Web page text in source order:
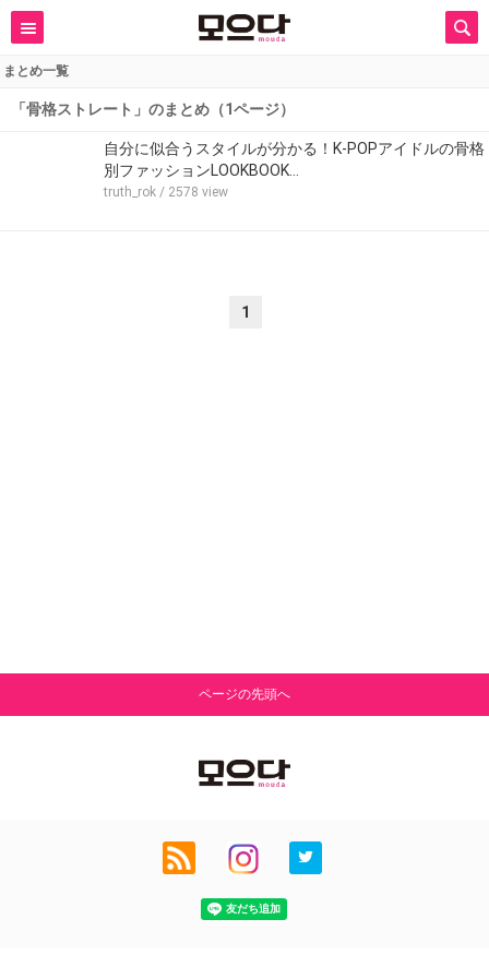
まとめ一覧
「骨格ストレート」のまとめ（1ページ）
自分に似合うスタイルが分かる！K-POPアイドルの骨格
別ファッションLOOKBOOK…
truth_rok / 2578 view
1
ページの先頭へ